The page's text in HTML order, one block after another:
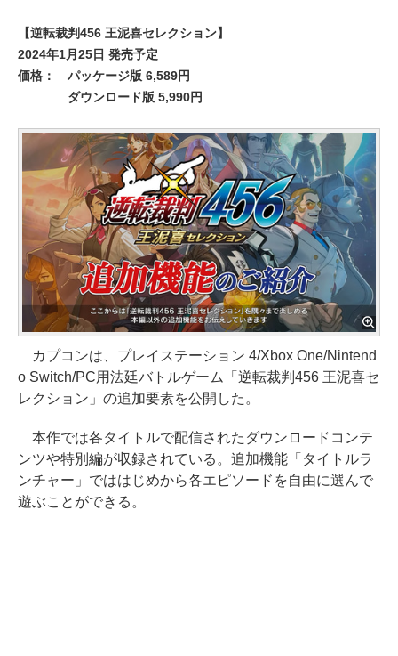
【逆転裁判456 王泥喜セレクション】
2024年1月25日 発売予定
価格：
パッケージ版 6,589円
ダウンロード版 5,990円
カプコンは、プレイステーション 4/Xbox One/Nintend
o Switch/PC用法廷バトルゲーム「逆転裁判456 王泥喜セ
レクション」の追加要素を公開した。
本作では各タイトルで配信されたダウンロードコンテ
ンツや特別編が収録されている。追加機能「タイトルラ
ンチャー」でははじめから各エピソードを自由に選んで
遊ぶことができる。